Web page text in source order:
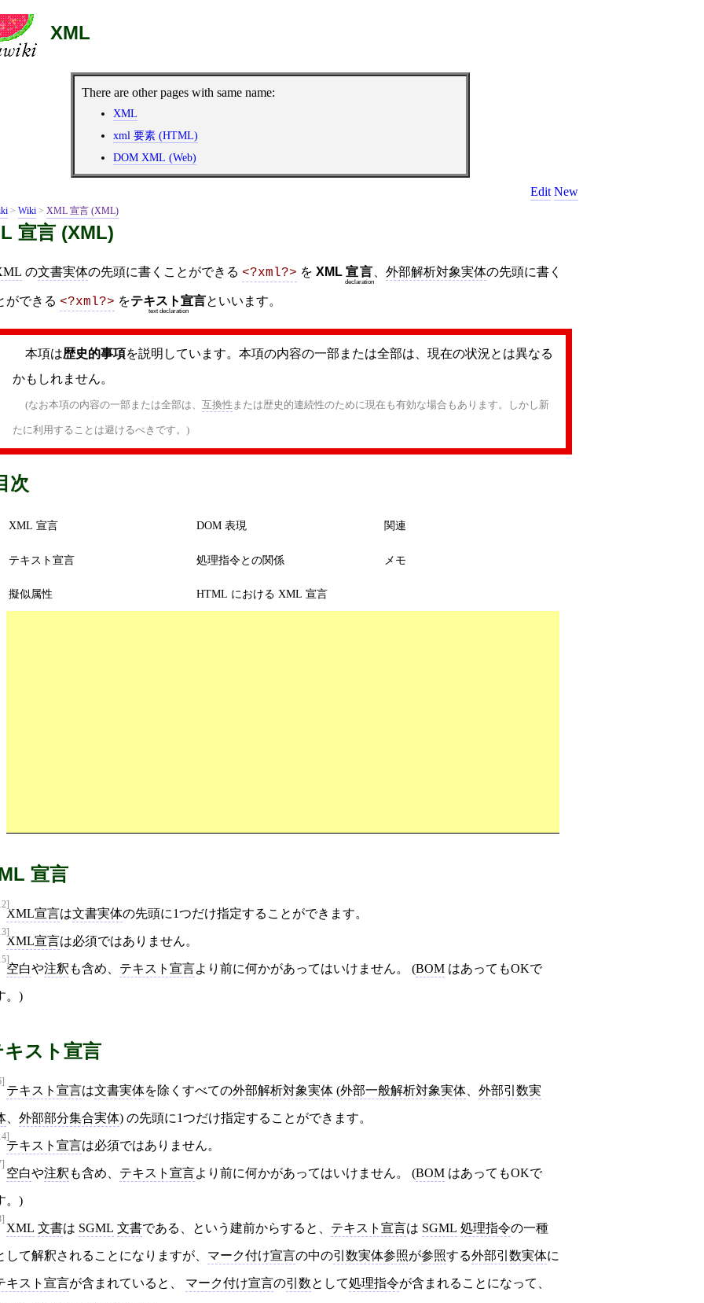
XML
There are other pages with same name:
XML
xml 要素 (HTML)
DOM XML (Web)
Edit New
> Wiki > XML 宣言 (XML)
宣言 (XML)
の文書実体の先頭に書くことができる <?xml?> を XML 宣言
declaration
外部解析対象実体の先頭に書く
ができる <?xml?> をテキスト宣言
text declaration
といいます。
本項は歴史的事項を説明しています。本項の内容の一部または全部は、現在の状況とは異なる
かもしれません。
(なお本項の内容の一部または全部は、 互換性 または歴史的連続性のために現在も有効な場合もあります。しかし新
たに利用することは避けるべきです。)
次
XML 宣言
テキスト宣言
擬似属性
DOM 表現
処理指令との関係
HTML における XML 宣言
関連
メモ
宣言
XML宣言は文書実体の先頭に1つだけ指定することができます。
XML宣言は必須ではありません。
空白や注釈 も含め、 テキスト宣言より前に何かがあってはいけません。 (BOM はあってもOKで
。)
キスト宣言
テキスト宣言は文書実体を除くすべての外部解析対象実体 (外部一般解析対象実体 外部引数実
外部部分集合実体) の先頭に1つだけ指定することができます。
テキスト宣言は必須ではありません。
空白や注釈 も含め、 テキスト宣言より前に何かがあってはいけません。 (BOM はあってもOKで
。)
XML 文書は SGML 文書である、という建前からすると、 テキスト宣言は SGML 処理指令の一種
して解釈されることになりますが、 マーク付け宣言の中の引数実体参照が参照する外部引数実体に
キスト宣言が含まれていると、 マーク付け宣言の引数として処理指令が含まれることになって、